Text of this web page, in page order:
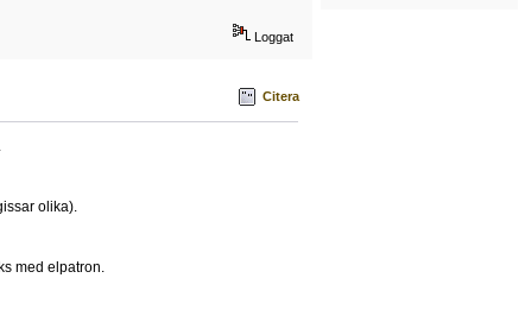
Loggat
Citera
olika).
med elpatron.